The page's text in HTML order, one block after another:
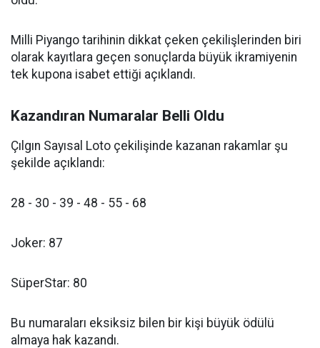
Milli Piyango tarihinin dikkat çeken çekilişlerinden biri
olarak kayıtlara geçen sonuçlarda büyük ikramiyenin
tek kupona isabet ettiği açıklandı.
Kazandıran Numaralar Belli Oldu
Çılgın Sayısal Loto çekilişinde kazanan rakamlar şu
şekilde açıklandı:
28 - 30 - 39 - 48 - 55 - 68
Joker: 87
SüperStar: 80
Bu numaraları eksiksiz bilen bir kişi büyük ödülü
almaya hak kazandı.